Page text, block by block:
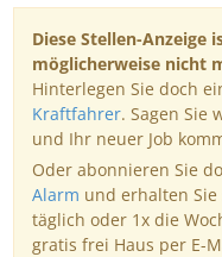
Diese Stellen-Anzeige
möglicherweise nicht
Hinterlegen Sie doch
Kraftfahrer. Sagen Sie
und Ihr neuer Job
Oder abonnieren Sie
Alarm und erhalten
täglich oder 1x die
gratis frei Haus per E-